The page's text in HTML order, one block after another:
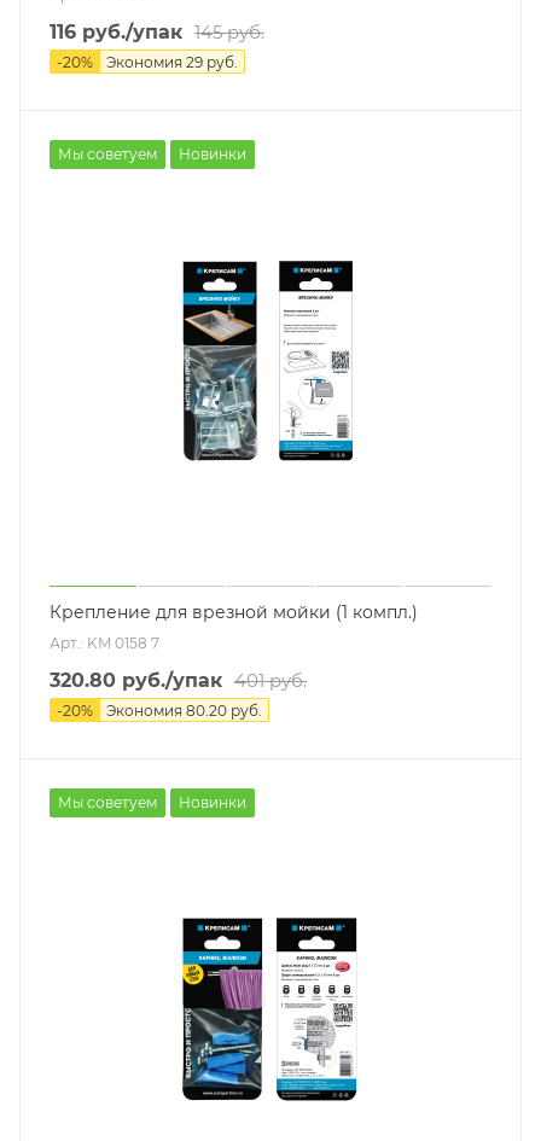
116 руб./упак 145руб.
-20% Экономия 29 руб.
Мы советуем Новинки
Крепление для врезной мойки (1 компл.)
Арт.: KM 0158 7
320.80 руб./упак 401руб.
-20% Экономия 80.20 руб.
Мы советуем Новинки